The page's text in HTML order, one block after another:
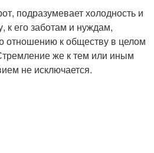
подразумевает холодность и
к его заботам и нуждам,
отношению к обществу в целом
же к тем или иным
не исключается.